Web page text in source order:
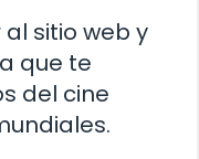
sitio web y
que te
del cine